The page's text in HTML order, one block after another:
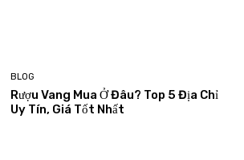
BLOG
Rượu Vang Mua Ở Đâu? Top 5 Địa Chỉ
Uy Tín, Giá Tốt Nhất